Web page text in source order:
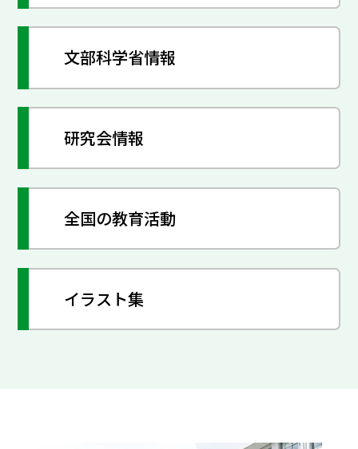
文部科学省情報
研究会情報
全国の教育活動
イラスト集